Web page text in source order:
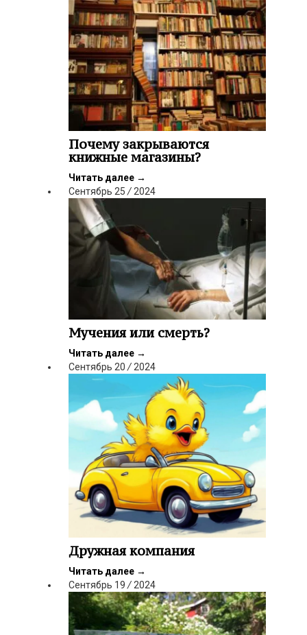
Почему закрываются
книжные магазины?
Читать далее →
Сентябрь 25 / 2024
Мучения или смерть?
Читать далее →
Сентябрь 20 / 2024
Дружная компания
Читать далее →
Сентябрь 19 / 2024